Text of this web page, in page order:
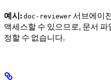
예시: doc-reviewer 서브에이
액세스할 수 있으므로, 문서
정할 수 없습니다.